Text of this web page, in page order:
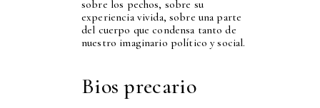
sobre los pechos, sobre su
experiencia vivida, sobre una parte
del cuerpo que condensa tanto de
nuestro imaginario político y social.
Bios precario